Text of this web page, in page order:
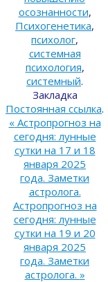
осознанности,
Психогенетика,
психолог,
системная
психология,
системный.
Закладка
Постоянная ссылка.
«Астропрогноз на
сегодня: лунные
сутки на 17 и 18
января 2025
года. Заметки
астролога.
Астропрогноз на
сегодня: лунные
сутки на 19 и 20
января 2025
года. Заметки
астролога. »